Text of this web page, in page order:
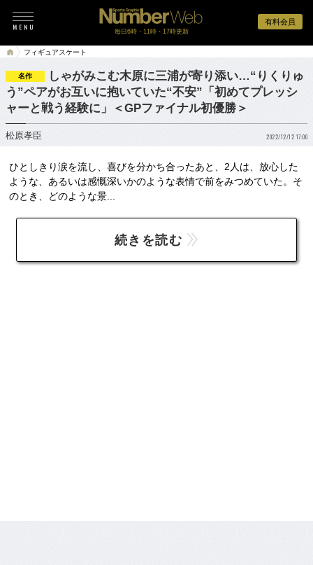
有料会員
毎日6時・11時・17時更新
フィギュアスケート
名作
しゃがみこむ木原に三浦が寄り添い…“りくりゅ
う”ペアがお互いに抱いていた“不安”「初めてプレッシ
ャーと戦う経験に」＜GPファイナル初優勝＞
松原孝臣 2022/12/12 17:00
ひとしきり涙を流し、喜びを分かち合ったあと、2人は、放心した
ような、あるいは感慨深いかのような表情で前をみつめていた。そ
のとき、どのような景...
続きを読む